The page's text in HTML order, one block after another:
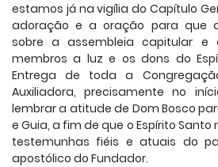
estamos já na vigília do Capítulo
adoração e a oração para que
sobre a assembleia capitular
membros a luz e os dons do
Entrega de toda a
Auxiliadora, pre­cisamente no
lembrar a atitude de Dom Bosco
e Guia, a fim de que o Espírito
testemunhas fiéis e atuais do
apostólico do Fundador.